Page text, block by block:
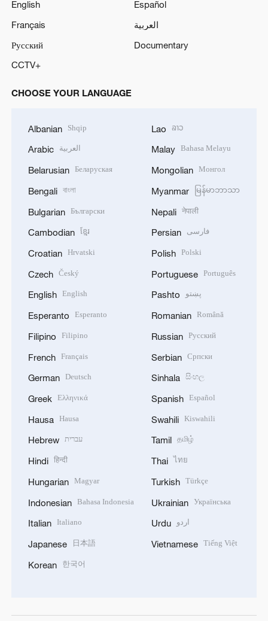
English
Español
Français
العربية
Русский
Documentary
CCTV+
CHOOSE YOUR LANGUAGE
Albanian Shqip
Arabic العربية
Belarusian Беларуская
Bengali বাংলা
Bulgarian Български
Cambodian ខ្មែរ
Croatian Hrvatski
Czech Český
English English
Esperanto Esperanto
Filipino Filipino
French Français
German Deutsch
Greek Ελληνικά
Hausa Hausa
Hebrew עברית
Hindi हिन्दी
Hungarian Magyar
Indonesian Bahasa Indonesia
Italian Italiano
Japanese 日本語
Korean 한국어
Lao ລາວ
Malay Bahasa Melayu
Mongolian Монгол
Myanmar မြန်မာဘာသာ
Nepali नेपाली
Persian فارسی
Polish Polski
Portuguese Português
Pashto پښتو
Romanian Română
Russian Русский
Serbian Српски
Sinhala සිංහල
Spanish Español
Swahili Kiswahili
Tamil தமிழ்
Thai ไทย
Turkish Türkçe
Ukrainian Українська
Urdu اردو
Vietnamese Tiếng Việt